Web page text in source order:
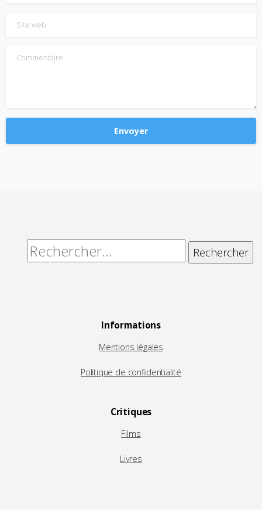
Site web
Commentaire
Rechercher :
Informations
Mentions légales
Politique de confidentialité
Critiques
Films
Livres